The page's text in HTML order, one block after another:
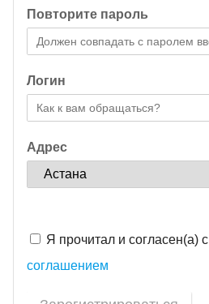
Повторите пароль
Логин
Адрес
Я прочитал и согласен(а) с
соглашением